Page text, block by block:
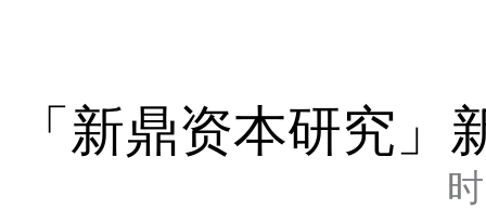
「新鼎资本研究